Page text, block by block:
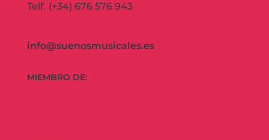
Telf. (+34) 676 576 943
info@suenosmusicales.es
MIEMBRO DE: